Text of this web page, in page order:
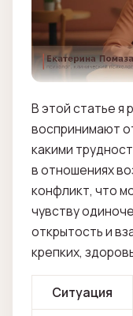
В этой статье я
воспринимают
какими
в отношениях
конфликт, что
чувству
открытость и
крепких,
Ситуация